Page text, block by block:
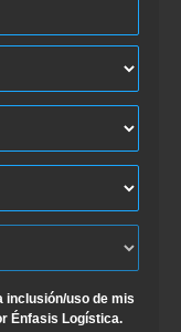
inclusión/uso de mis
Énfasis Logística.